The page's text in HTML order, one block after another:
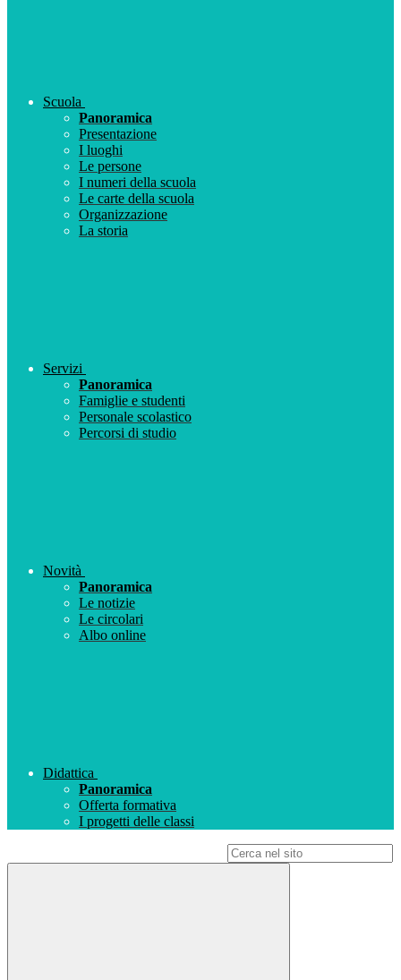
Scuola
Panoramica
Presentazione
I luoghi
Le persone
I numeri della scuola
Le carte della scuola
Organizzazione
La storia
Servizi
Panoramica
Famiglie e studenti
Personale scolastico
Percorsi di studio
Novità
Panoramica
Le notizie
Le circolari
Albo online
Didattica
Panoramica
Offerta formativa
I progetti delle classi